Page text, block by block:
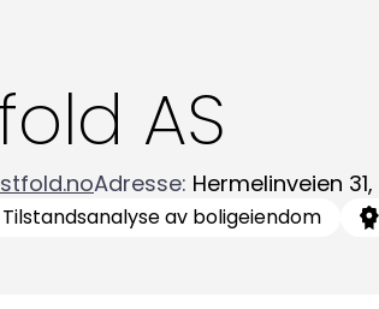
AS
Adresse: Hermelinveien 31,
Tilstandsanalyse av boligeiendom